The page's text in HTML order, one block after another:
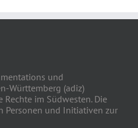
und
Württemberg (adiz)
im Südwesten. Die
Personen und Initiativen zur